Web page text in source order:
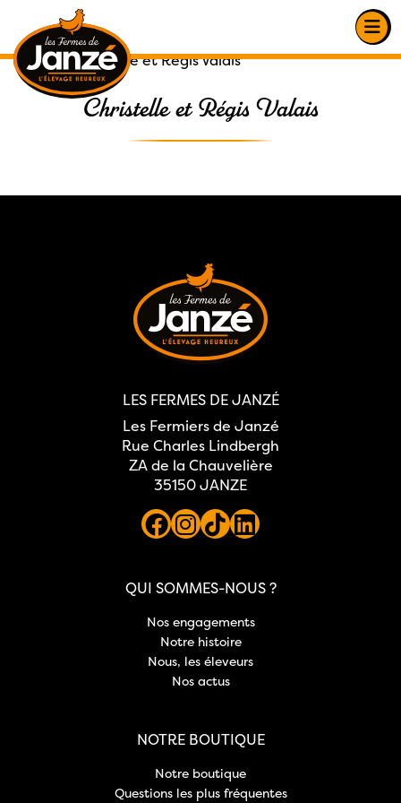
Accueil |Christelle et Régis Valais
Christelle et Régis Valais
LES FERMES DE JANZÉ
Les Fermiers de Janzé
Rue Charles Lindbergh
ZA de la Chauvelière
35150 JANZE
QUI SOMMES-NOUS ?
Nos engagements
Notre histoire
Nous, les éleveurs
Nos actus
NOTRE BOUTIQUE
Notre boutique
Questions les plus fréquentes